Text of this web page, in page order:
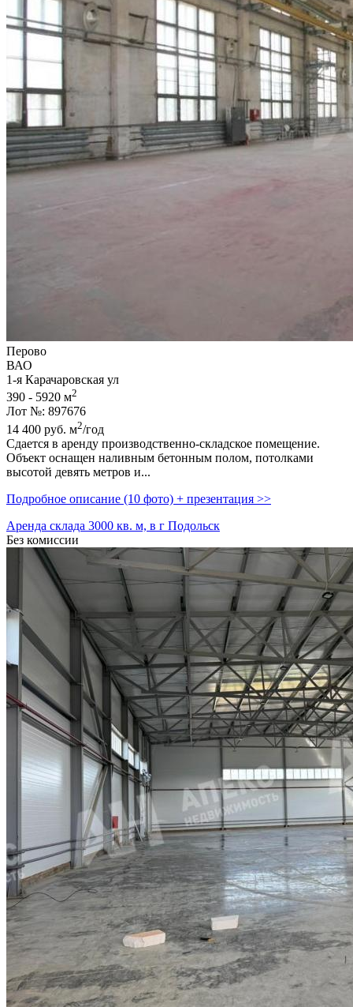
Перово
ВАО
1-я Карачаровская ул
390 - 5920 м2
Лот №: 897676
14 400 руб. м2/год
Сдается в аренду производственно-складское помещение.
Объект оснащен наливным бетонным полом,­ потолками
высотой девять метров и...
Подробное описание (10 фото) + презентация >>
Аренда склада 3000 кв. м, в г Подольск
Без комиссии